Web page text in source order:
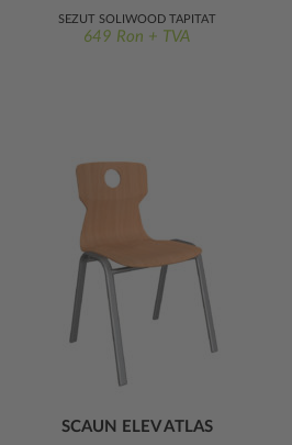
ATLAS ERGO
ȘEZUT SOLIWOOD TAPIȚAT
649 Ron + TVA
SCAUN ELEV ATLAS